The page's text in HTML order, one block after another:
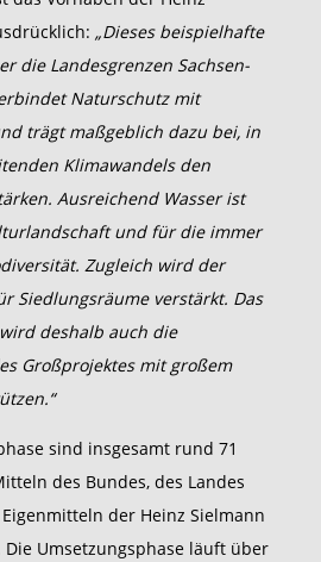
„Dieses beispielhafte
die Landesgrenzen Sachsen-
Naturschutz mit
trägt maßgeblich dazu bei, in
Klimawandels den
Ausreichend Wasser ist
und für die immer
Zugleich wird der
Siedlungsräume verstärkt. Das
deshalb auch die
Großprojektes mit großem
sind insgesamt rund 71
des Bundes, des Landes
der Heinz Sielmann
Umsetzungsphase läuft über